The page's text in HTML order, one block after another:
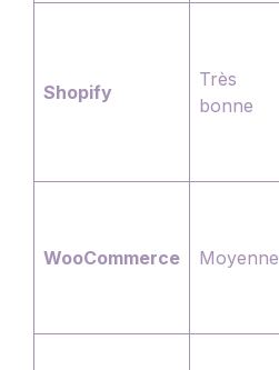
Shopify
Très
bonne
WooCommerce Moyenne